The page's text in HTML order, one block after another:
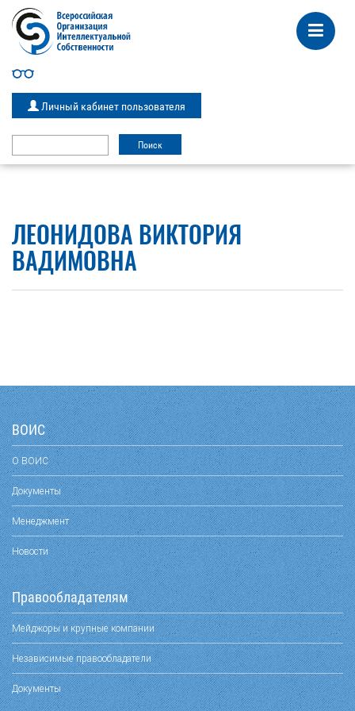
Личный кабинет пользователя
ЛЕОНИДОВА ВИКТОРИЯ
ВАДИМОВНА
ВОИС
О ВОИС
Документы
Менеджмент
Новости
Правообладателям
Мейджоры и крупные компании
Независимые правообладатели
Документы